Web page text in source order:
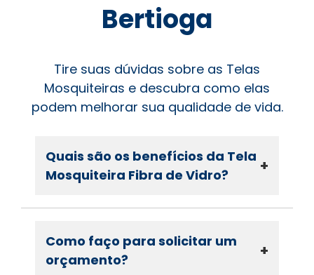
Bertioga
Tire suas dúvidas sobre as Telas
Mosquiteiras e descubra como elas
podem melhorar sua qualidade de vida.
Quais são os benefícios da Tela
Mosquiteira Fibra de Vidro?
+
Como faço para solicitar um
orçamento?
+